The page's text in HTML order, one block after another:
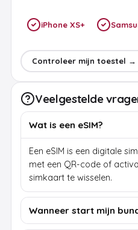
iPhone XS+
Controleer mijn toestel →
Veelgestelde
Wat is een eSIM?
Een eSIM is een digitale
met een QR-code of
simkaart te wisselen.
Wanneer start mijn